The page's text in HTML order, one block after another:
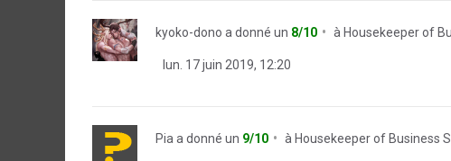
kyoko-dono a donné un 8/10 à Housekeeper of
lun. 17 juin 2019, 12:20
Pia a donné un 9/10 à Housekeeper of Business